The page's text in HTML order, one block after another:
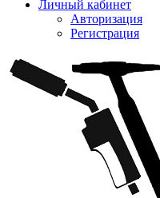
Личный кабинет
Авторизация
Регистрация